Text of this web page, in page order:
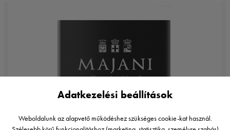
Adatkezelési beállítások
Weboldalunk az alapvető működéshez szükséges cookie-kat használ.